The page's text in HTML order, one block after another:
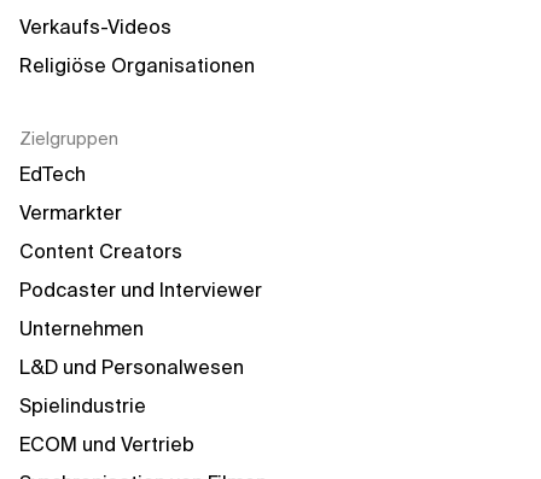
Verkaufs-Videos
Religiöse Organisationen
Zielgruppen
EdTech
Vermarkter
Content Creators
Podcaster und Interviewer
Unternehmen
L&D und Personalwesen
Spielindustrie
ECOM und Vertrieb